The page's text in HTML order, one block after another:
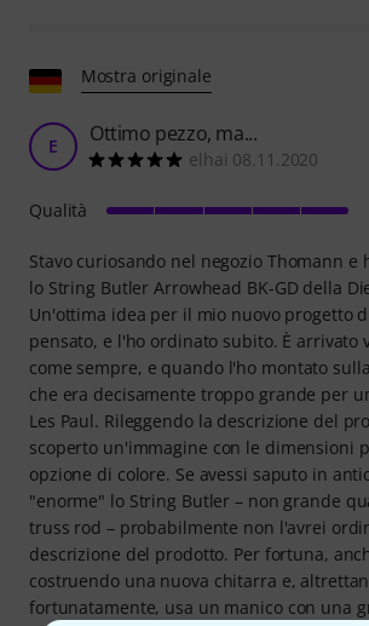
Mostra originale
E Ottimo pezzo, ma...
elhai 08.11.2020
Stavo curiosando nel negozio Thomann e
lo String Butler Arrowhead BK-GD della
Un'ottima idea per il mio nuovo progetto
pensato, e l'ho ordinato subito. È arrivato
come sempre, e quando l'ho montato
che era decisamente troppo grande per
Les Paul. Rileggendo la descrizione del
scoperto un'immagine con le dimensioni
opzione di colore. Se avessi saputo in
"enorme" lo String Butler – non grande
truss rod – probabilmente non l'avrei
descrizione del prodotto. Per fortuna,
costruendo una nuova chitarra e,
fortunatamente, usa un manico con una
Qualità